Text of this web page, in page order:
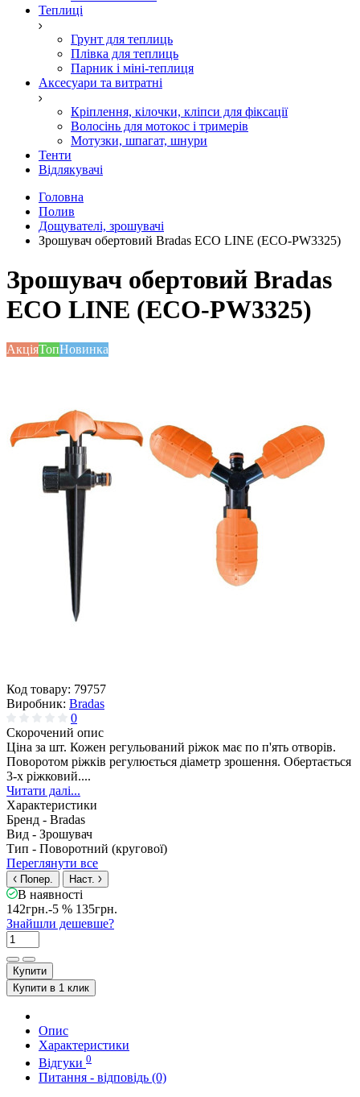
Теплиці
Грунт для теплиць
Плівка для теплиць
Парник і міні-теплиця
Аксесуари та витратні
Кріплення, кілочки, кліпси для фіксації
Волосінь для мотокос і тримерів
Мотузки, шпагат, шнури
Тенти
Відлякувачі
Головна
Полив
Дощувателі, зрошувачі
Зрошувач обертовий Bradas ECO LINE (ECO-PW3325)
Зрошувач обертовий Bradas
ECO LINE (ECO-PW3325)
АкціяТопНовинка
Код товару: 79757
Виробник: Bradas
0
Скорочений опис
Ціна за шт. Кожен регульований ріжок має по п'ять отворів.
Поворотом ріжків регулюється діаметр зрошення. Обертається
3-х ріжковий....
Читати далі...
Характеристики
Бренд - Bradas
Вид - Зрошувач
Тип - Поворотний (кругової)
Переглянути все
Попер. Наст.
В наявності
142грн.-5 % 135грн.
Знайшли дешевше?
Купити
Купити в 1 клик
Опис
Характеристики
Відгуки 0
Питання - відповідь (0)